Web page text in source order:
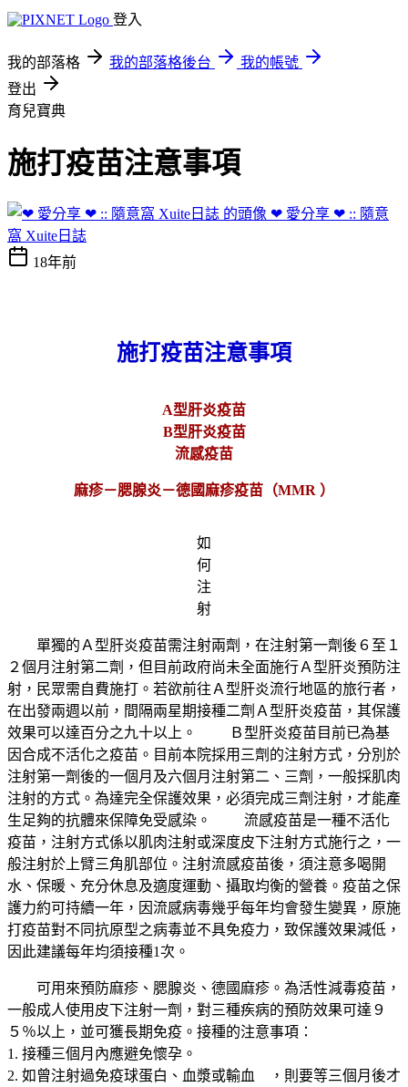
登入
我的部落格 我的部落格後台
我的帳號
登出
育兒寶典
施打疫苗注意事項
❤ 愛分享 ❤ :: 隨意
窩 Xuite日誌
18年前
施打疫苗注意事項
A型肝炎疫苗
B型肝炎疫苗
流感疫苗
麻疹－腮腺炎－德國麻疹疫苗（MMR ）
如
何
注
射
單獨的Ａ型肝炎疫苗需注射兩劑，在注射第一劑後６至１
２個月注射第二劑，但目前政府尚未全面施行Ａ型肝炎預防注
射，民眾需自費施打。若欲前往Ａ型肝炎流行地區的旅行者，
在出發兩週以前，間隔兩星期接種二劑Ａ型肝炎疫苗，其保護
效果可以達百分之九十以上。
Ｂ型肝炎疫苗目前已為基
因合成不活化之疫苗。目前本院採用三劑的注射方式，分別於
注射第一劑後的一個月及六個月注射第二、三劑，一般採肌肉
注射的方式。為達完全保護效果，必須完成三劑注射，才能產
生足夠的抗體來保障免受感染。
流感疫苗是一種不活化
疫苗，注射方式係以肌肉注射或深度皮下注射方式施行之，一
般注射於上臂三角肌部位。注射流感疫苗後，須注意多喝開
水、保暖、充分休息及適度運動、攝取均衡的營養。疫苗之保
護力約可持續一年，因流感病毒幾乎每年均會發生變異，原施
打疫苗對不同抗原型之病毒並不具免疫力，致保護效果減低，
因此建議每年均須接種1次。
可用來預防麻疹、腮腺炎、德國麻疹。為活性減毒疫苗，
一般成人使用皮下注射一劑，對三種疾病的預防效果可達９
５％以上，並可獲長期免疫。接種的注意事項：
1. 接種三個月內應避免懷孕。
2. 如曾注射過免疫球蛋白、血漿或輸血 ，則要等三個月後才